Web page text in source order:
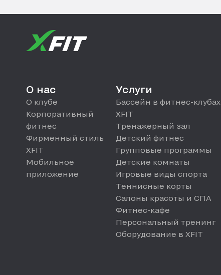
О нас
О клубе
Корпоративный
фитнес
Фирменный стиль
XFIT
Мобильное
приложение
Услуги
Бассейн в фитнес-клубах
XFIT
Тренажерный зал
Детский фитнес
Групповые программы
Детские комнаты
Игровые виды спорта
Теннисные корты
Салоны красоты и СПА
Фитнес-кафе
Персональный тренинг
Оборудование в XFIT